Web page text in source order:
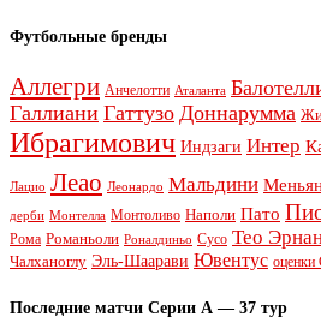
Футбольные бренды
Аллегри Анчелотти Аталанта
Галлиани Гаттузо Доннарумма
Ибрагимович Индзаги Интер
Лацио Леао Леонардо Мальдини
дерби Монтелла Монтоливо Наполи Пато
Рома Романьоли Роналдиньо Сусо Тео
Чалханоглу Эль-Шаарави Ювентус оценки
Последние матчи Серии А — 37 тур